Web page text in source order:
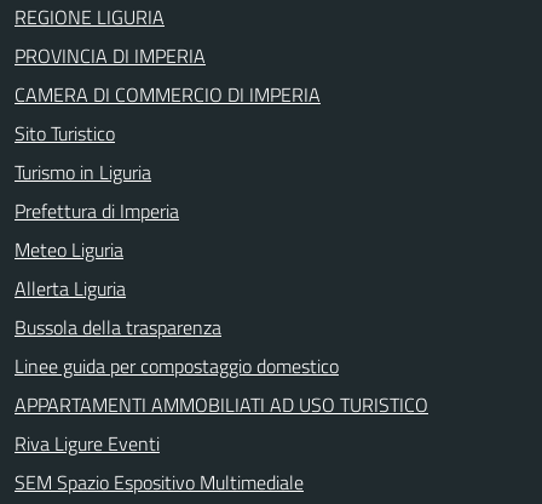
REGIONE LIGURIA
PROVINCIA DI IMPERIA
CAMERA DI COMMERCIO DI IMPERIA
Sito Turistico
Turismo in Liguria
Prefettura di Imperia
Meteo Liguria
Allerta Liguria
Bussola della trasparenza
Linee guida per compostaggio domestico
APPARTAMENTI AMMOBILIATI AD USO TURISTICO
Riva Ligure Eventi
SEM Spazio Espositivo Multimediale